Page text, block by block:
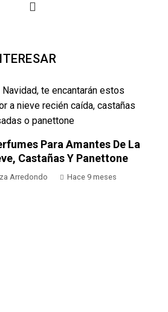
Para Amantes De La
Castañas Y Panettone
Arredondo Hace 9 meses